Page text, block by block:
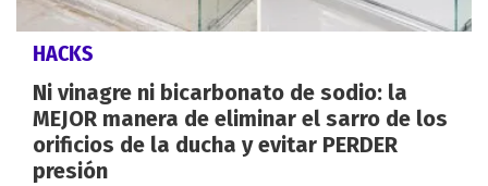
HACKS
Ni vinagre ni bicarbonato de sodio: la
MEJOR manera de eliminar el sarro de los
orificios de la ducha y evitar PERDER
presión